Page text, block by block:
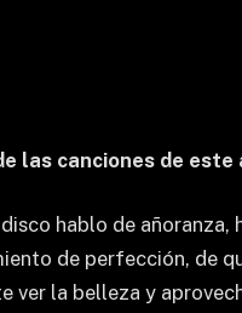
las canciones de este
hablo de añoranza,
de perfección, de
ver la belleza y